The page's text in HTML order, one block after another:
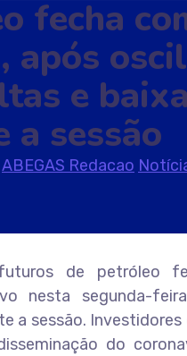
fecha
após
e
a sessão
ABEGAS Redacao
de petróleo
nesta segunda-
a sessão.
do